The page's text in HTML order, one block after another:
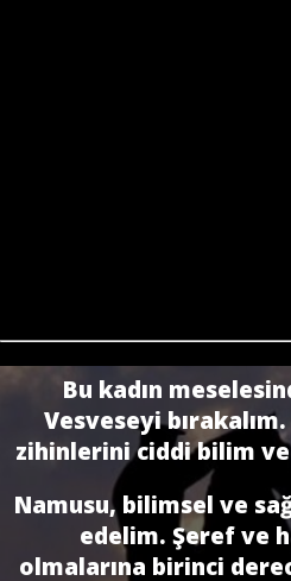
Bu kadın
Vesveseyi
zihinlerini ciddi bilim
Namusu, bilimsel ve
edelim. Şeref ve
olmalarına birinci